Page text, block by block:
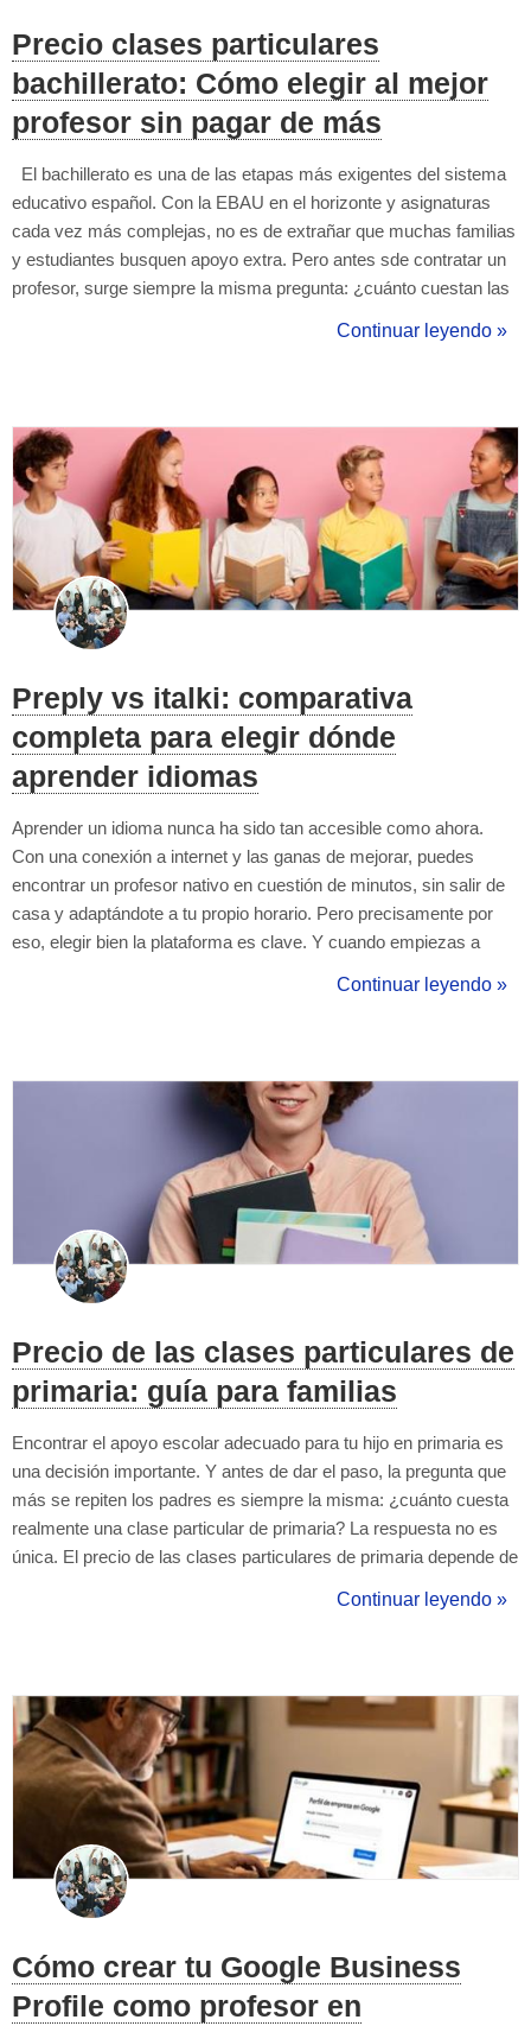
Precio clases particulares
bachillerato: Cómo elegir al mejor
profesor sin pagar de más
El bachillerato es una de las etapas más exigentes del sistema
educativo español. Con la EBAU en el horizonte y asignaturas
cada vez más complejas, no es de extrañar que muchas familias
y estudiantes busquen apoyo extra. Pero antes sde contratar un
profesor, surge siempre la misma pregunta: ¿cuánto cuestan las
bien? En esta guía no solo te explicamos qué precios puedes
Continuar leyendo »
Preply vs italki: comparativa
completa para elegir dónde
aprender idiomas
Aprender un idioma nunca ha sido tan accesible como ahora.
Con una conexión a internet y las ganas de mejorar, puedes
encontrar un profesor nativo en cuestión de minutos, sin salir de
casa y adaptándote a tu propio horario. Pero precisamente por
eso, elegir bien la plataforma es clave. Y cuando empiezas a
Ambas conectan a estudiantes con profesores de idiomas de
Continuar leyendo »
Precio de las clases particulares de
primaria: guía para familias
Encontrar el apoyo escolar adecuado para tu hijo en primaria es
una decisión importante. Y antes de dar el paso, la pregunta que
más se repiten los padres es siempre la misma: ¿cuánto cuesta
realmente una clase particular de primaria? La respuesta no es
única. El precio de las clases particulares de primaria depende de
asignatura se trabaja. En esta guía encontrarás todo lo que
Continuar leyendo »
Cómo crear tu Google Business
Profile como profesor en